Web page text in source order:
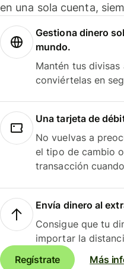
en una sola cuenta,
Gestiona dinero
mundo.
Mantén tus
conviértelas en
Una tarjeta de
No vuelvas a
el tipo de cambio
transacción
Envía dinero al
Consigue que tu
importar la
Regístrate
Más